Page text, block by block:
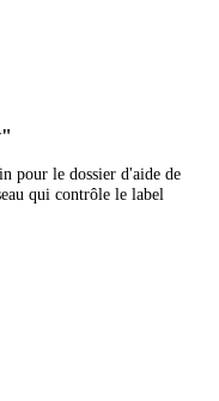
pour le dossier d'aide de
qui contrôle le label